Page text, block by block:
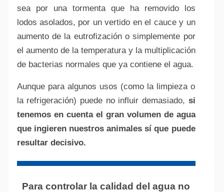
sea por una tormenta que ha removido los
lodos asolados, por un vertido en el cauce y un
aumento de la eutrofización o simplemente por
el aumento de la temperatura y la multiplicación
de bacterias normales que ya contiene el agua.
Aunque para algunos usos (como la limpieza o
la refrigeración) puede no influir demasiado, si
tenemos en cuenta el gran volumen de agua
que ingieren nuestros animales sí que puede
resultar decisivo.
Para controlar la calidad del agua no